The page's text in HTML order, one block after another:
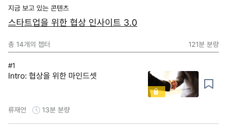
지금 보고 있는 콘텐츠
스타트업을 위한 협상 인사이트 3.0
총 14개의 챕터 121분 분량
#1
Intro: 협상을 위한 마인드셋
류재언 13분 분량